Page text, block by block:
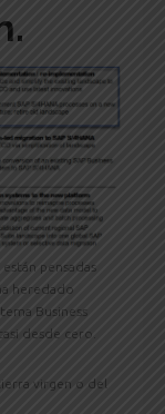
están pensadas
heredado
Business
desde cero.
virgen o del